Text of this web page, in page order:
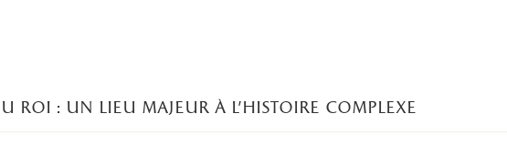
roi : un lieu majeur à l’histoire complexe